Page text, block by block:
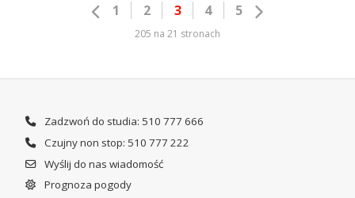
1 2 3 4 5
205 na 21 stronach
Zadzwoń do studia: 510 777 666
Czujny non stop: 510 777 222
Wyślij do nas wiadomość
Prognoza pogody